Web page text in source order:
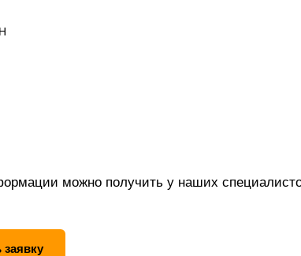
можно получить у наших
заявку